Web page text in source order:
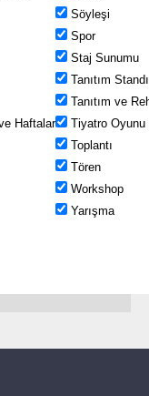
Haftalar
Söyleşi
Spor
Staj Sunumu
Tanıtım Standı
Tanıtım ve
Tiyatro Oyunu
Toplantı
Tören
Workshop
Yarışma